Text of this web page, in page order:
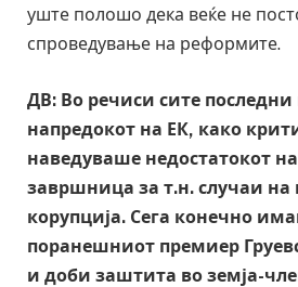
уште полошо дека веќе не
спроведување на реформите.
ДВ: Во речиси сите
напредокот на ЕК, како
наведуваше недостатокот на
завршница за т.н. случаи на
корупција. Сега конечно
поранешниот премиер
и доби заштита во земја-